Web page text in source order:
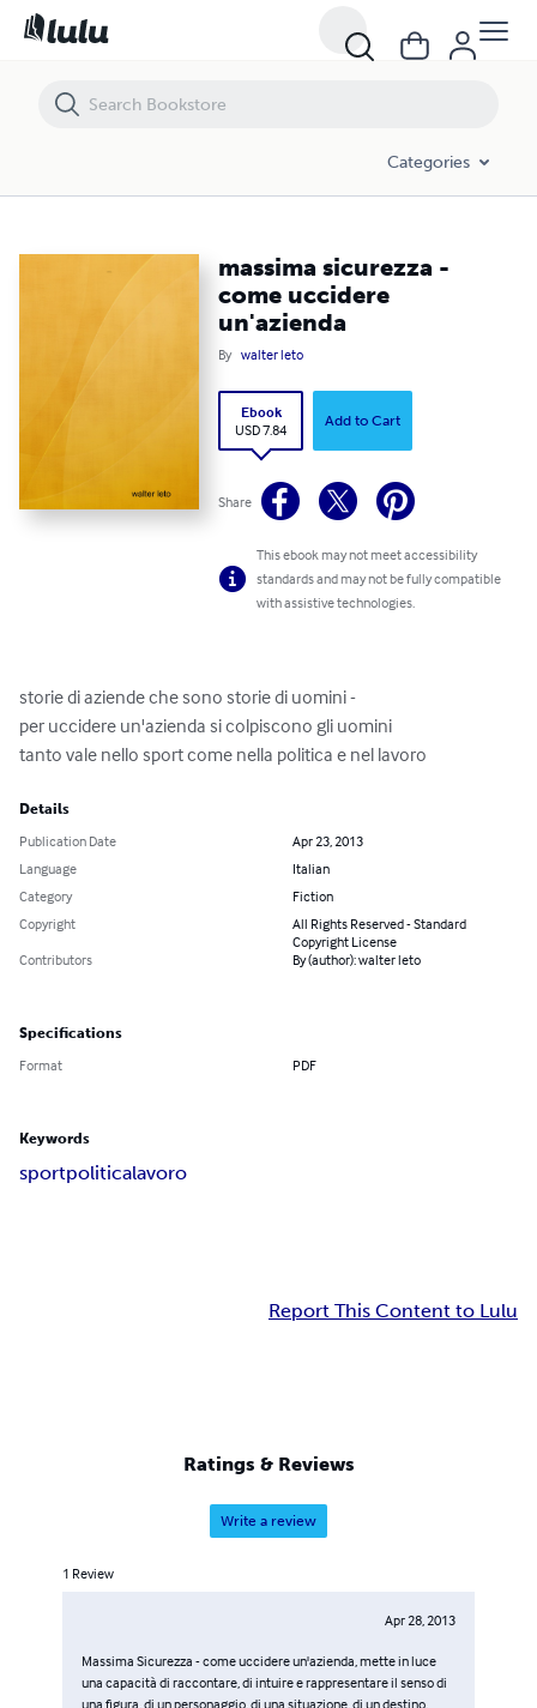
Categories
massima sicurezza -
come uccidere
un'azienda
By walter leto
Ebook
USD 7.84
Add to Cart
Share
This ebook may not meet accessibility
standards and may not be fully compatible
with assistive technologies.
storie di aziende che sono storie di uomini -
per uccidere un'azienda si colpiscono gli uomini
tanto vale nello sport come nella politica e nel lavoro
Details
Publication Date
Apr 23, 2013
Language
Italian
Category
Fiction
Copyright
All Rights Reserved - Standard
Copyright License
Contributors
By (author): walter leto
Specifications
Format PDF
Keywords
sportpoliticalavoro
Report This Content to Lulu
Ratings & Reviews
Write a review
1 Review
Apr 28, 2013
Massima Sicurezza - come uccidere un'azienda, mette in luce
una capacità di raccontare, di intuire e rappresentare il senso di
una figura, di un personaggio, di una situazione, di un destino.
massima sicurezza - come uccidere un'azienda